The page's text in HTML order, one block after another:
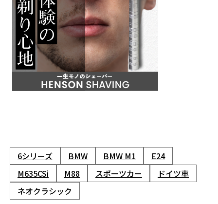
6シリーズ BMW BMW M1
E24
M635CSi
M88 スポーツカー
ドイツ車
ネオクラシック